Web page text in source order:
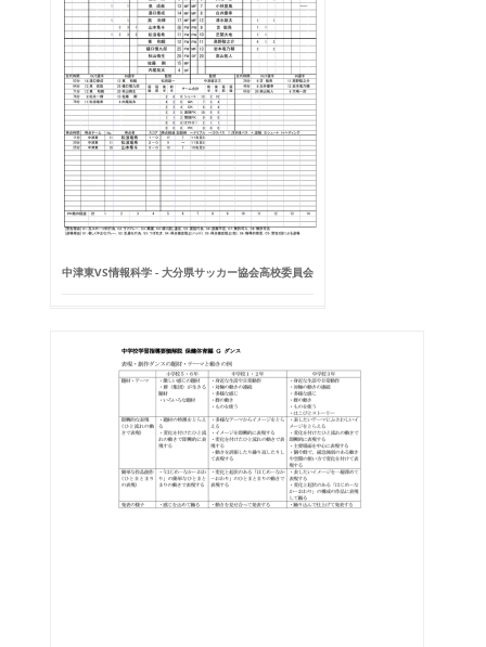
中津東VS情報科学 - 大分県サッカー協会高校委員会